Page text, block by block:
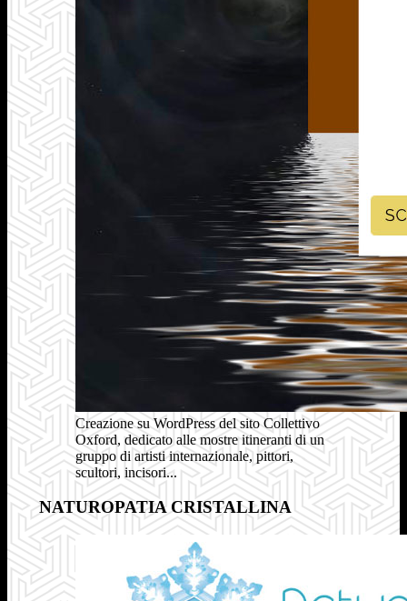
Creazione su WordPress del sito Collettivo
Oxford, dedicato alle mostre itineranti di un
gruppo di artisti internazionale, pittori,
scultori, incisori...
NATUROPATIA CRISTALLINA